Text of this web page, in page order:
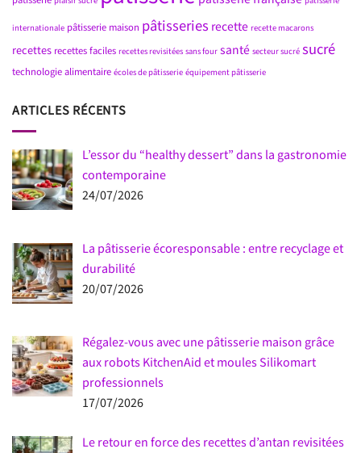
internationale pâtisserie maison pâtisseries recette recette macarons
recettes recettes faciles recettes revisitées sans four santé secteur sucré sucré
technologie alimentaire écoles de pâtisserie équipement pâtisserie
ARTICLES RÉCENTS
L’essor du “healthy dessert” dans la gastronomie
contemporaine
24/07/2026
La pâtisserie écoresponsable : entre recyclage et
durabilité
20/07/2026
Régalez-vous avec une pâtisserie maison grâce
aux robots KitchenAid et moules Silikomart
professionnels
17/07/2026
Le retour en force des recettes d’antan revisitées